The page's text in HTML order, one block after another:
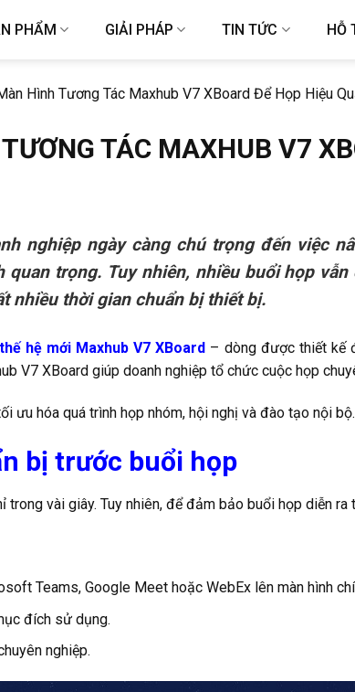
PHẨM GIẢI PHÁP TIN TỨC HỖ
Hình Tương Tác Maxhub V7 XBoard Để Họp Hiệu
TÁC MAXHUB V7
nghiệp ngày càng chú trọng đến việc
trọng. Tuy nhiên, nhiều buổi họp
nhiều thời gian chuẩn bị thiết bị.
hệ mới Maxhub V7 XBoard – dòng được thiết kế
V7 XBoard giúp doanh nghiệp tổ chức cuộc họp
ưu hóa quá trình họp nhóm, hội nghị và đào tạo nội bộ.
bị trước buổi họp
vài giây. Tuy nhiên, để đảm bảo buổi họp diễn
Teams, Google Meet hoặc WebEx lên màn hình
đích sử dụng.
nghiệp.